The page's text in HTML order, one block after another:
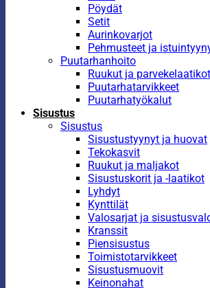
Pöydät
Setit
Aurinkovarjot
Pehmusteet ja
Puutarhanhoito
Ruukut ja parvekelaatikot
Puutarhatarvikkeet
Puutarhatyökalut
Sisustus
Sisustus
Sisustustyynyt ja huovat
Tekokasvit
Ruukut ja maljakot
Sisustuskorit ja -laatikot
Lyhdyt
Kynttilät
Valosarjat ja
Kranssit
Piensisustus
Toimistotarvikkeet
Sisustusmuovit
Keinonahat